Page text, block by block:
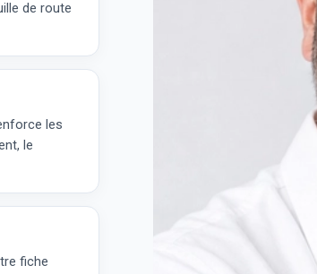
de route
les
le
fiche